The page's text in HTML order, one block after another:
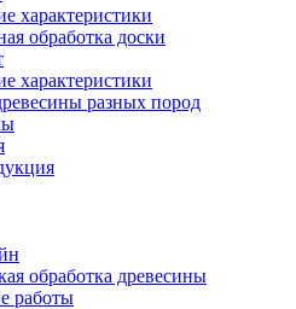
характеристики
обработка доски
характеристики
разных пород
обработка древесины
работы